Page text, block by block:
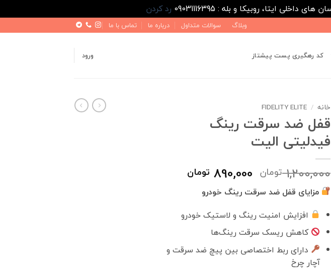
رد کردن
وبلاگ سوالات متداول درباره ما تماس با ما
کد رهگیری پست پیشتاز ورود
خانه /
FIDELITY ELITE
قفل ضد سرقت رینگ
فیدلیتی الیت
1,200,000 تومان قیمت
اصلی
1,200,000 تومان
بود.
890,000 تومان
است.
مزایای قفل ضد سرقت رینگ خودرو
افزایش امنیت رینگ و لاستیک خودرو
کاهش ریسک سرقت رینگ‌ها
دارای ربط اختصاصی بین پیچ ضد سرقت و
آچار چرخ